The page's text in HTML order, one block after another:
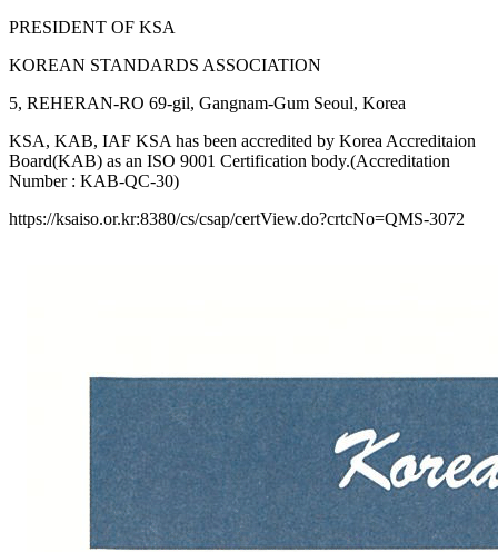
PRESIDENT OF KSA
KOREAN STANDARDS ASSOCIATION
5, REHERAN-RO 69-gil, Gangnam-Gum Seoul, Korea
KSA, KAB, IAF KSA has been accredited by Korea Accreditaion
Board(KAB) as an ISO 9001 Certification body.(Accreditation
Number : KAB-QC-30)
https://ksaiso.or.kr:8380/cs/csap/certView.do?crtcNo=QMS-3072